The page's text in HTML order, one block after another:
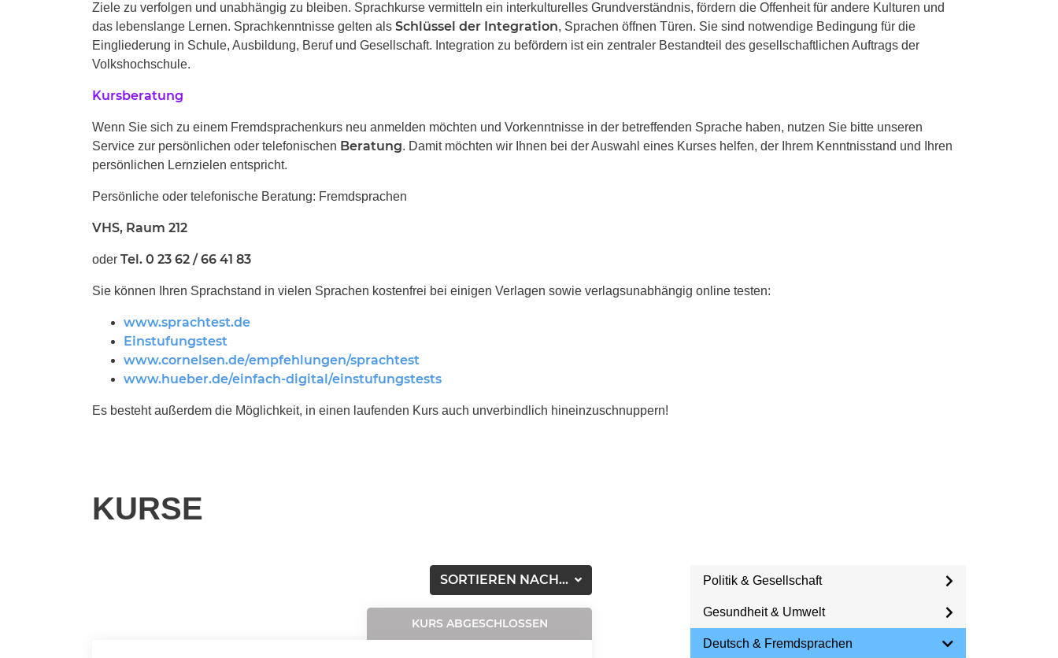
Ziele zu verfolgen und unabhängig zu bleiben. Sprachkurse vermitteln ein interkulturelles Grundverständnis, fördern die Offenheit für andere Kulturen und
das lebenslange Lernen. Sprachkenntnisse gelten als Schlüssel der Integration, Sprachen öffnen Türen. Sie sind notwendige Bedingung für die
Eingliederung in Schule, Ausbildung, Beruf und Gesellschaft. Integration zu befördern ist ein zentraler Bestandteil des gesellschaftlichen Auftrags der
Volkshochschule.
Kursberatung
Wenn Sie sich zu einem Fremdsprachenkurs neu anmelden möchten und Vorkenntnisse in der betreffenden Sprache haben, nutzen Sie bitte unseren
Service zur persönlichen oder telefonischen Beratung. Damit möchten wir Ihnen bei der Auswahl eines Kurses helfen, der Ihrem Kenntnisstand und Ihren
persönlichen Lernzielen entspricht.
Persönliche oder telefonische Beratung: Fremdsprachen
VHS, Raum 212
oder Tel. 0 23 62 / 66 41 83
Sie können Ihren Sprachstand in vielen Sprachen kostenfrei bei einigen Verlagen sowie verlagsunabhängig online testen:
www.sprachtest.de
Einstufungstest
www.cornelsen.de/empfehlungen/sprachtest
www.hueber.de/einfach-digital/einstufungstests
Es besteht außerdem die Möglichkeit, in einen laufenden Kurs auch unverbindlich hineinzuschnuppern!
KURSE
SORTIEREN NACH...
KURS ABGESCHLOSSEN
Politik & Gesellschaft
Gesundheit & Umwelt
Deutsch & Fremdsprachen